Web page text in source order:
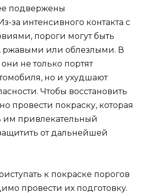
подвержены
за интенсивного контакта с
пороги могут быть
ржавыми или облезлыми. В
не только портят
но и ухудшают
Чтобы восстановить
провести покраску, которая
им привлекательный
от дальнейшей
к покраске порогов
провести их подготовку.